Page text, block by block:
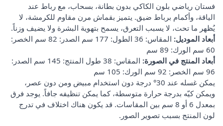
فستان رياضي بلون الكاكي بدون بطانة، بسحاب، مع رباط عند
الياقة، وأكمام برباط ضيق. يتميز بقماش مرن مقاوم للكرمشة، لا
يُظهر ما تحت، لا يسبب التعرق، يسمح بتهوية البشرة ولا يضيف وزناً.
أبعاد الموديل:
المقاس: 36 الطول: 177 سم الصدر: 82 سم الخصر:
60 سم الورك: 89 سم
أبعاد المنتج في الصورة:
المقاس: 38 طول المنتج: 145 سم الصدر:
96 سم الخصر: 92 سم الورك: 105 سم
يمكن غسله عند 30° درجة دون استخدام مبيض ومن دون عصر،
ويمكن كيّه بدرجة حرارة متوسطة، كما يمكن تنظيفه جافاً. يوجد فرق
بمعدل 6 أو 8 سم بين المقاسات. قد يكون هناك اختلاف في تدرج
لون المنتج بسبب تصوير الصور.